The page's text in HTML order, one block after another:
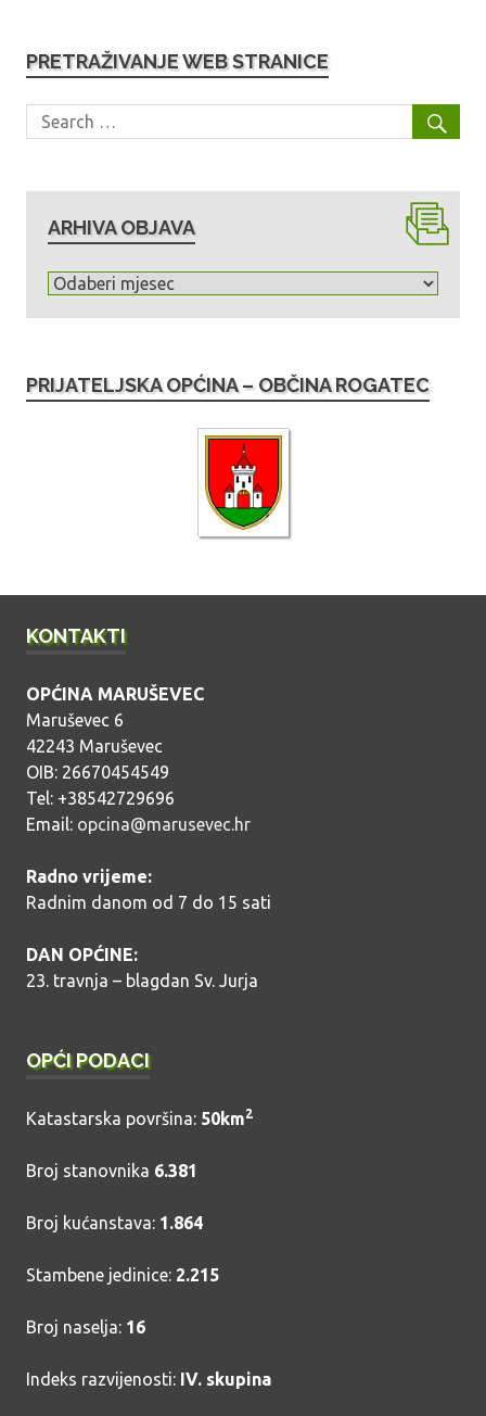
PRETRAŽIVANJE WEB STRANICE
ARHIVA OBJAVA
A
v
PRIJATELJSKA OPĆINA – OBČINA ROGATEC
KONTAKTI
OPĆINA MARUŠEVEC
Maruševec 6
42243 Maruševec
OIB: 26670454549
Tel: +38542729696
Email: opcina@marusevec.hr
Radno vrijeme:
Radnim danom od 7 do 15 sati
DAN OPĆINE:
23. travnja – blagdan Sv. Jurja
OPĆI PODACI
Katastarska površina: 50km2
Broj stanovnika 6.381
Broj kućanstava: 1.864
Stambene jedinice: 2.215
Broj naselja: 16
Indeks razvijenosti: IV. skupina